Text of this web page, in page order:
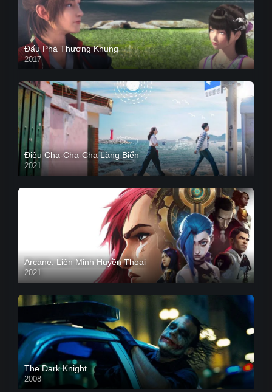
Đấu Phá Thương Khung
2017
Điệu Cha-Cha-Cha Làng Biển
2021
Arcane: Liên Minh Huyền Thoại
2021
The Dark Knight
2008